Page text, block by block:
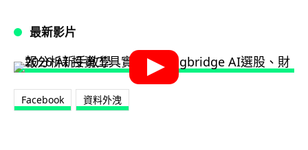
最新影片
Facebook 資料外洩